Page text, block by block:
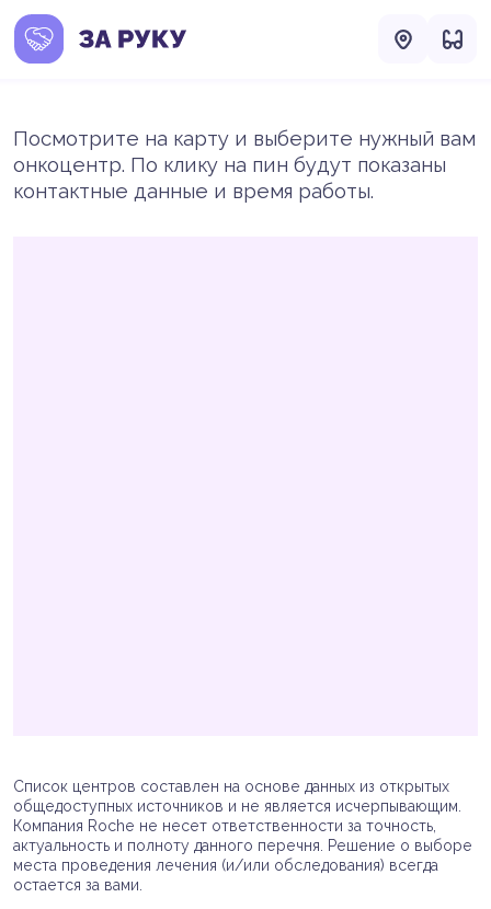
Посмотрите на карту и выберите нужный вам
онкоцентр. По клику на пин будут показаны
контактные данные и время работы.
Список центров составлен на основе данных из открытых
общедоступных источников и не является исчерпывающим.
Компания Roche не несет ответственности за точность,
актуальность и полноту данного перечня. Решение о выборе
места проведения лечения (и/или обследования) всегда
остается за вами.